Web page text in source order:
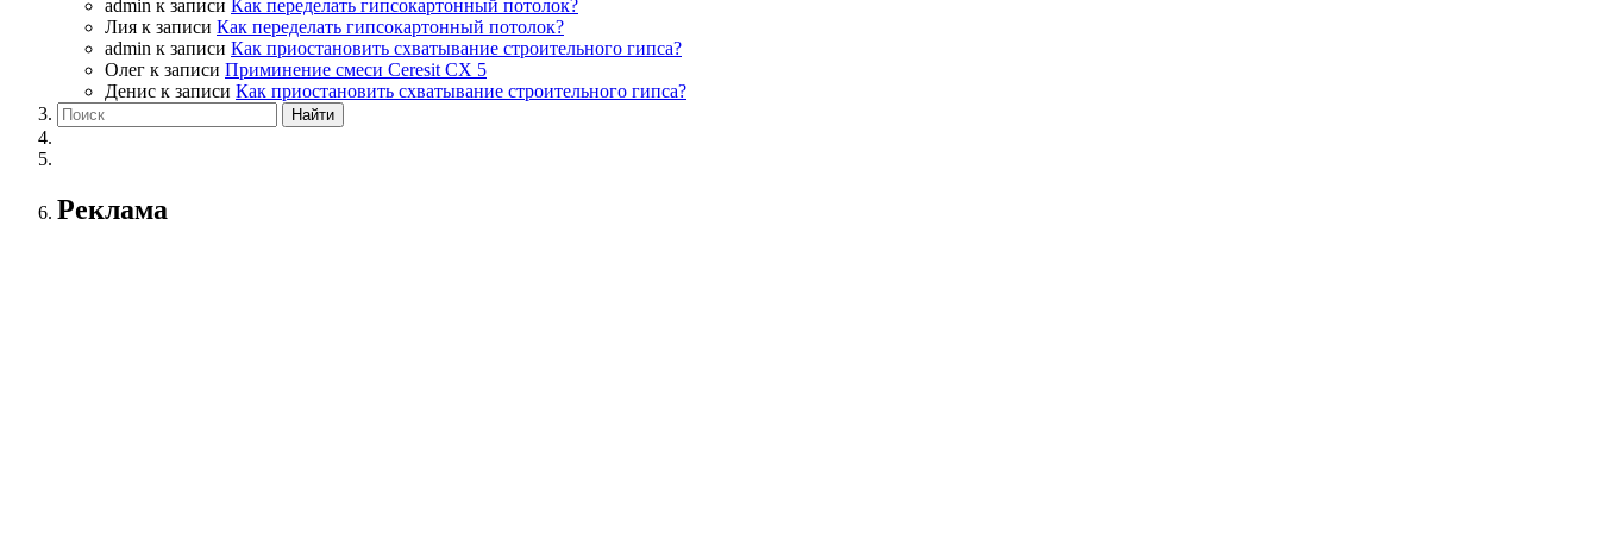
admin к записи Как переделать гипсокартонный потолок?
Лия к записи Как переделать гипсокартонный потолок?
admin к записи Как приостановить схватывание строительного гипса?
Олег к записи Приминение смеси Ceresit СХ 5
Денис к записи Как приостановить схватывание строительного гипса?
Реклама